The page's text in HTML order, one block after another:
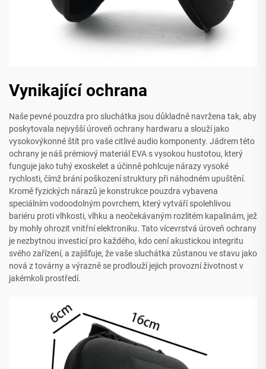
Vynikající ochrana
Naše pevné pouzdra pro sluchátka jsou důkladně navržena tak, aby
poskytovala nejvyšší úroveň ochrany hardwaru a slouží jako
vysokovýkonné štít pro vaše citlivé audio komponenty. Jádrem této
ochrany je náš prémiový materiál EVA s vysokou hustotou, který
funguje jako tuhý exoskelet a účinně pohlcuje nárazy vysoké
rychlosti, čímž brání poškození struktury při náhodném upuštění.
Kromě fyzických nárazů je konstrukce pouzdra vybavena
speciálním vodoodolným povrchem, který vytváří spolehlivou
bariéru proti vlhkosti, vlhku a neočekávaným rozlitém kapalinám, jež
by mohly ohrozit vnitřní elektroniku. Tato vícevrstvá úroveň ochrany
je nezbytnou investicí pro každého, kdo cení akustickou integritu
svého zařízení, a zajišťuje, že vaše sluchátka zůstanou ve stavu jako
nová z továrny a výrazně se prodlouží jejich provozní životnost v
jakémkoli prostředí.